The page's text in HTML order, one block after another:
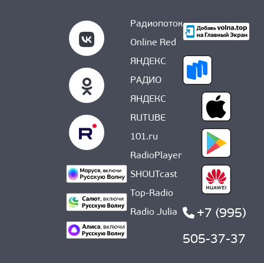
Радиопоток
Online Red
ЯНДЕКС
РАДИО
ЯНДЕКС
RUTUBE
101.ru
RadioPlayer
SHOUTcast
Top-Radio
Radio Julia
+7 (995)
505-37-37